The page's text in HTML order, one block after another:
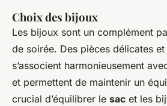
Choix des bijoux
Les bijoux sont un complément
de soirée. Des pièces délicates
s’associent harmonieusement
et permettent de maintenir un
crucial d’équilibrer le sac et les